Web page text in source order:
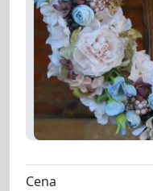
Cena